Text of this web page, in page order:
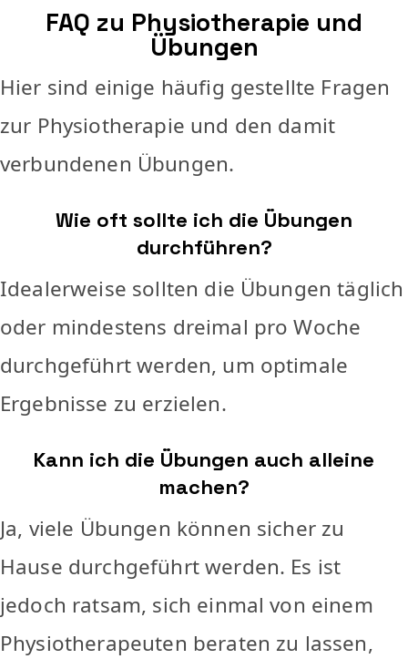
FAQ zu Physiotherapie und
Übungen
Hier sind einige häufig gestellte Fragen
zur Physiotherapie und den damit
verbundenen Übungen.
Wie oft sollte ich die Übungen
durchführen?
Idealerweise sollten die Übungen täglich
oder mindestens dreimal pro Woche
durchgeführt werden, um optimale
Ergebnisse zu erzielen.
Kann ich die Übungen auch alleine
machen?
Ja, viele Übungen können sicher zu
Hause durchgeführt werden. Es ist
jedoch ratsam, sich einmal von einem
Physiotherapeuten beraten zu lassen,